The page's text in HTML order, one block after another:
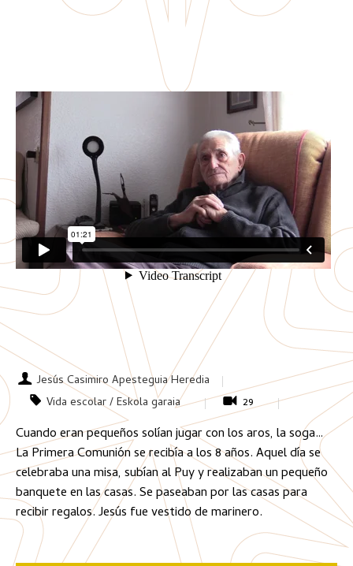
Jesús Casimiro Apesteguia Heredia
Vida escolar / Eskola garaia
29
Cuando eran pequeños solían jugar con los aros, la soga…
La Primera Comunión se recibía a los 8 años. Aquel día se
celebraba una misa, subían al Puy y realizaban un pequeño
banquete en las casas. Se paseaban por las casas para
recibir regalos. Jesús fue vestido de marinero.